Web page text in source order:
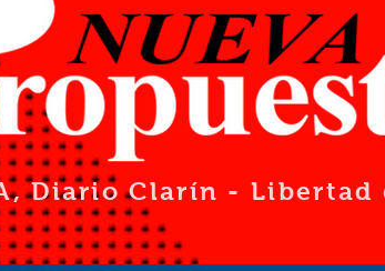
, Diario Clarín - Libertad